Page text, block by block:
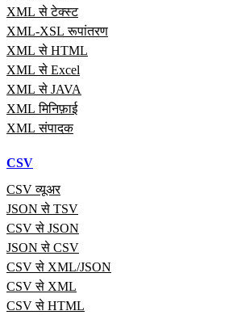
XML से टेक्स्ट
XML-XSL रूपांतरण
XML से HTML
XML से Excel
XML से JAVA
XML मिनिफ़ाई
XML संपादक
CSV
CSV व्यूअर
JSON से TSV
CSV से JSON
JSON से CSV
CSV से XML/JSON
CSV से XML
CSV से HTML